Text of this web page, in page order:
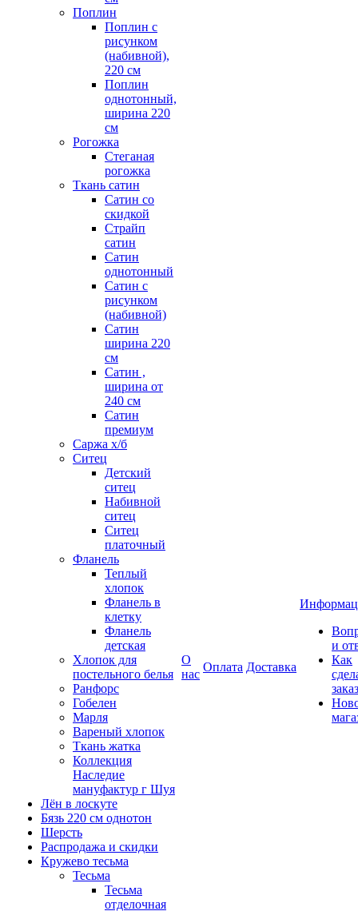
Поплин
Поплин с
рисунком
(набивной),
220 см
Поплин
однотонный,
ширина 220
см
Рогожка
Стеганая
рогожка
Ткань сатин
Сатин со
скидкой
Страйп
сатин
Сатин
однотонный
Сатин с
рисунком
(набивной)
Сатин
ширина 220
см
Сатин ,
ширина от
240 см
Сатин
премиум
Саржа х/б
Ситец
Детский
ситец
Набивной
ситец
Ситец
платочный
Фланель
Теплый
хлопок
Фланель в
клетку
Фланель
детская
Хлопок для
постельного белья
Ранфорс
Гобелен
Марля
Вареный хлопок
Ткань жатка
Коллекция
Наследие
мануфактур г Шуя
Лён в лоскуте
Бязь 220 см однотон
Шерсть
Распродажа и скидки
Кружево тесьма
Тесьма
Тесьма
отделочная
О
нас
Оплата Доставка
и
Как
заказ